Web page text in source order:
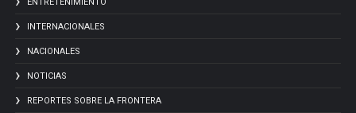
INTERNACIONALES
NACIONALES
NOTICIAS
REPORTES SOBRE LA FRONTERA